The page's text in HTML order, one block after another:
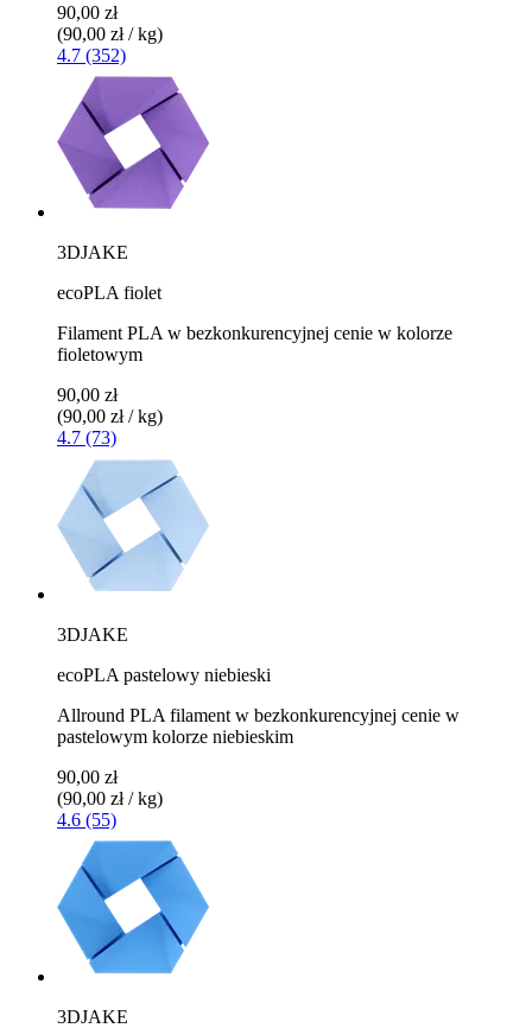
90,00 zł
(90,00 zł / kg)
4.7 (352)
3DJAKE
ecoPLA fiolet
Filament PLA w bezkonkurencyjnej cenie w kolorze
fioletowym
90,00 zł
(90,00 zł / kg)
4.7 (73)
3DJAKE
ecoPLA pastelowy niebieski
Allround PLA filament w bezkonkurencyjnej cenie w
pastelowym kolorze niebieskim
90,00 zł
(90,00 zł / kg)
4.6 (55)
3DJAKE